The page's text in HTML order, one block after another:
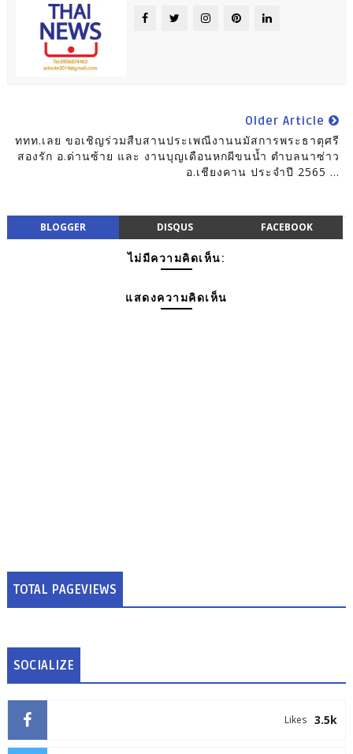
Older Article
ททท.เลย ขอเชิญร่วมสืบสานประเพณีงานนมัสการพระธาตุศรี
สองรัก อ.ด่านซ้าย และ งานบุญเดือนหกผีขนน้ำ ตำบลนาซ่าว
อ.เชียงคาน ประจำปี 2565 ...
BLOGGER DISQUS FACEBOOK
ไม่มีความคิดเห็น:
แสดงความคิดเห็น
TOTAL PAGEVIEWS
SOCIALIZE
3.5k
Likes